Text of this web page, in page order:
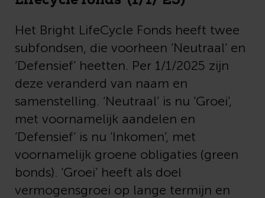
Het Bright LifeCycle Fonds heeft twee
subfondsen, die voorheen ‘Neutraal’ en
‘Defensief’ heetten. Per 1/1/2025 zijn
deze veranderd van naam en
samenstelling. ‘Neutraal’ is nu ‘Groei’,
met voornamelijk aandelen en
‘Defensief’ is nu ‘Inkomen’, met
voornamelijk groene obligaties (green
bonds). ‘Groei’ heeft als doel
vermogensgroei op lange termijn en